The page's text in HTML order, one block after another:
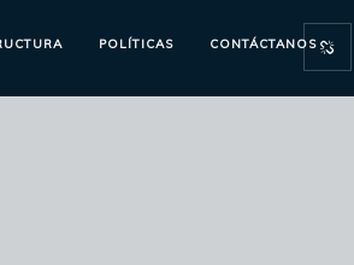
POLÍTICAS CONTÁCTANOS